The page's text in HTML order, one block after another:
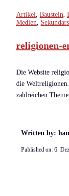
Artikel Baustein
Medien
religionen-
Die Website
die
zahlreichen
Written by:
Published on: 6.